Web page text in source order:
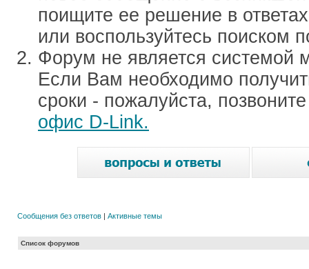
поищите ее решение в
или воспользуйтесь поиском
Форум не является системой
Если Вам необходимо
сроки - пожалуйста,
офис D-Link.
Сообщения без ответов | Активные темы
Список форумов